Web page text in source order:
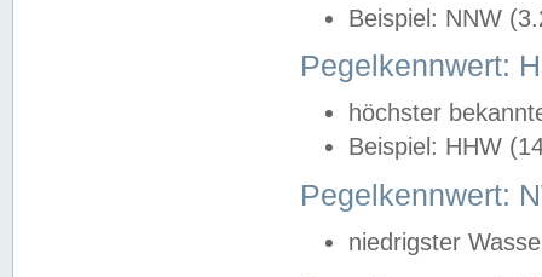
Beispiel: NNW
Pegelkennwert:
höchster
Beispiel: HHW
Pegelkennwert:
niedrigster